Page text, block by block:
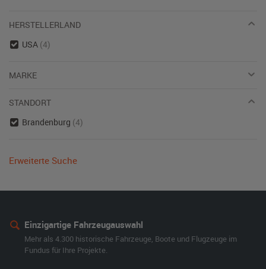
HERSTELLERLAND
USA (4)
MARKE
STANDORT
Brandenburg (4)
Erweiterte Suche
Einzigartige Fahrzeugauswahl
Mehr als 4.300 historische Fahrzeuge, Boote und Flugzeuge im
Fundus für Ihre Projekte.